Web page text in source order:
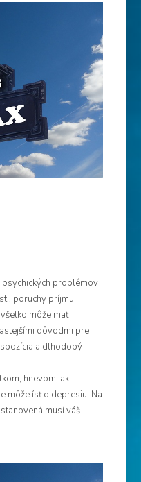
problémov
poruchy príjmu
môže mať
dôvodmi pre
a dlhodobý
hnevom, ak
môže ísť o depresiu. Na
musí váš